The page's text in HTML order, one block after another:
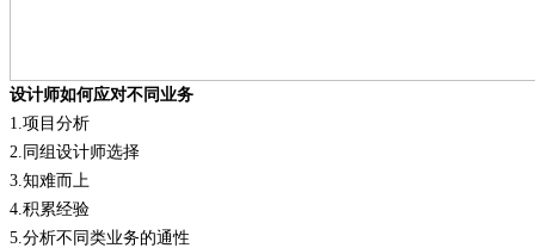
设计师如何应对不同业务
1. 项目分析
2. 同组设计师选择
3. 知难而上
4. 积累经验
5. 分析不同类业务的通性